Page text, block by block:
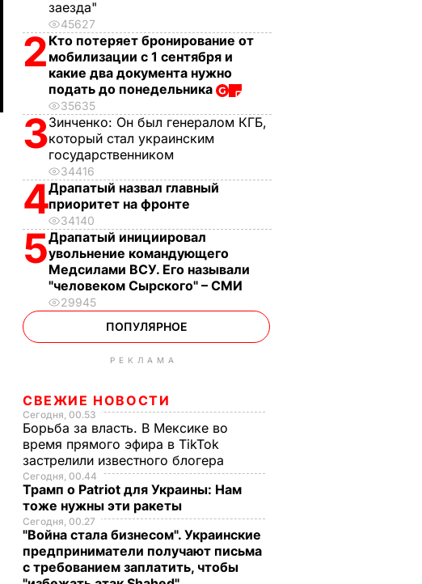
заезда"
45627
2 Кто потеряет бронирование от
мобилизации с 1 сентября и
какие два документа нужно
подать до понедельника
35635
3Зинченко: Он был генералом КГБ,
который стал украинским
государственником
34416
4Драпатый назвал главный
приоритет на фронте
34140
5Драпатый инициировал
увольнение командующего
Медсилами ВСУ. Его называли
"человеком Сырского" – СМИ
29945
ПОПУЛЯРНОЕ
РЕКЛАМА
СВЕЖИЕ НОВОСТИ
Сегодня, 00.53
Борьба за власть. В Мексике во
время прямого эфира в TikTok
застрелили известного блогера
Сегодня, 00.44
Трамп о Patriot для Украины: Нам
тоже нужны эти ракеты
Сегодня, 00.27
"Война стала бизнесом". Украинские
предприниматели получают письма
с требованием заплатить, чтобы